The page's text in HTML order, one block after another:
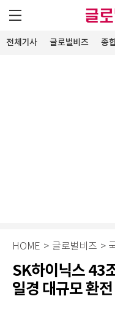
전체기사 글로벌비즈 종
HOME > 글로벌비즈 >
SK하이닉스 43
일경 대규모 환